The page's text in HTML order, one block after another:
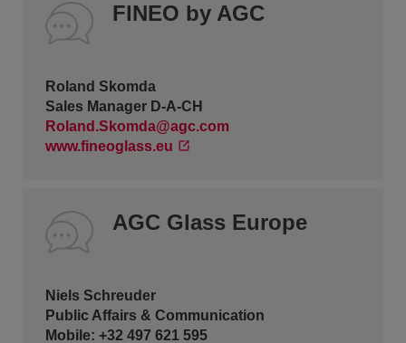
FINEO by AGC
Roland Skomda
Sales Manager D-A-CH
Roland.Skomda@agc.com
www.fineoglass.eu
AGC Glass Europe
Niels Schreuder
Public Affairs & Communication
Mobile: +32 497 621 595